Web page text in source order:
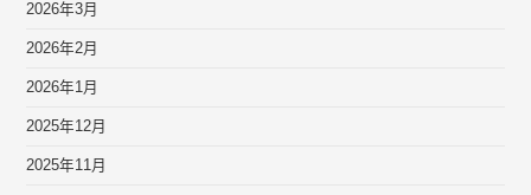
2026年3月
2026年2月
2026年1月
2025年12月
2025年11月